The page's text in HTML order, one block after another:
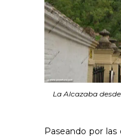
La Alcazaba
Paseando por las